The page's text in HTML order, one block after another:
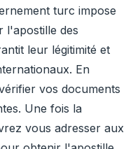
turc impose
l'apostille des
leur légitimité et
En
vos documents
Une fois la
vous adresser aux